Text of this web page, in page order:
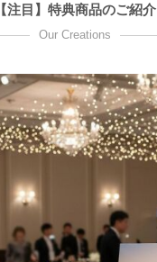
【注目】特典商品のご紹介
Our Creations